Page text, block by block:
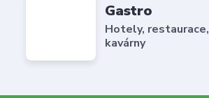
Gastro
Hotely, restaurace,
kavárny